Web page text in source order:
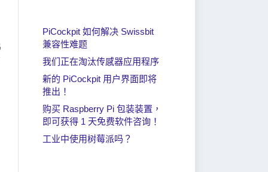
PiCockpit 如何解决 Swissbit
兼容性难题
我们正在淘汰传感器应用程序
新的 PiCockpit 用户界面即将
推出！
购买 Raspberry Pi 包装装置，
即可获得 1 天免费软件咨询！
工业中使用树莓派吗？